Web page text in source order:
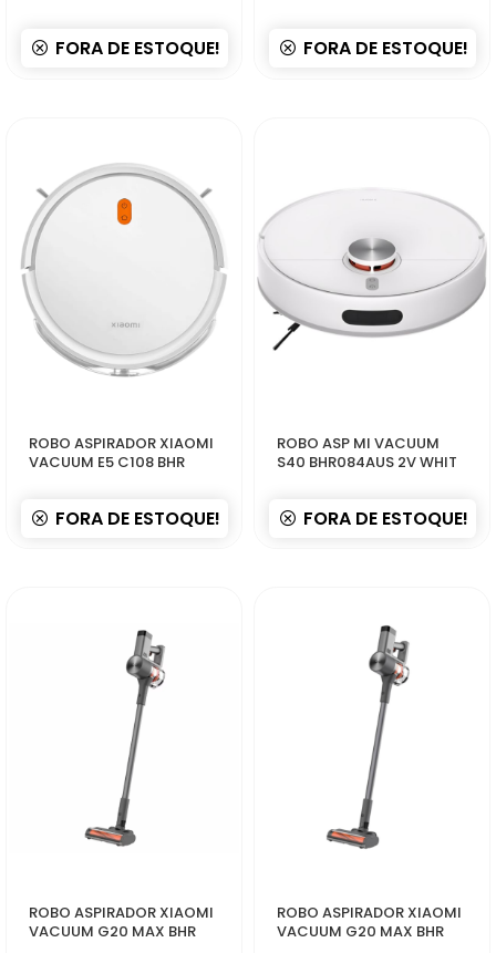
FORA DE ESTOQUE! FORA DE ESTOQUE!
ROBO ASPIRADOR XIAOMI
VACUUM E5 C108 BHR
FORA DE ESTOQUE!
ROBO ASP MI VACUUM
S40 BHR084AUS 2V WHIT
FORA DE ESTOQUE!
ROBO ASPIRADOR XIAOMI
VACUUM G20 MAX BHR
ROBO ASPIRADOR XIAOMI
VACUUM G20 MAX BHR